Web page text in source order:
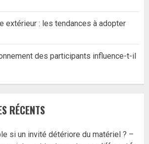
extérieur : les tendances à adopter
des participants influence-t-il
RÉCENTS
si un invité détériore du matériel ? –